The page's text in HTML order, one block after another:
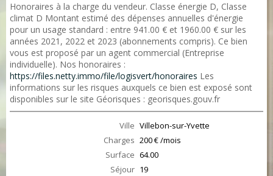
Honoraires à la charge du vendeur. Classe énergie D, Classe
climat D Montant estimé des dépenses annuelles d'énergie
pour un usage standard : entre 941.00 € et 1960.00 € sur les
années 2021, 2022 et 2023 (abonnements compris). Ce bien
vous est proposé par un agent commercial (Entreprise
individuelle). Nos honoraires :
https://files.netty.immo/file/logisvert/honoraires Les
informations sur les risques auxquels ce bien est exposé sont
disponibles sur le site Géorisques : georisques.gouv.fr
Ville Villebon-sur-Yvette
Charges 200 € /mois
Surface 64.00
Séjour 19